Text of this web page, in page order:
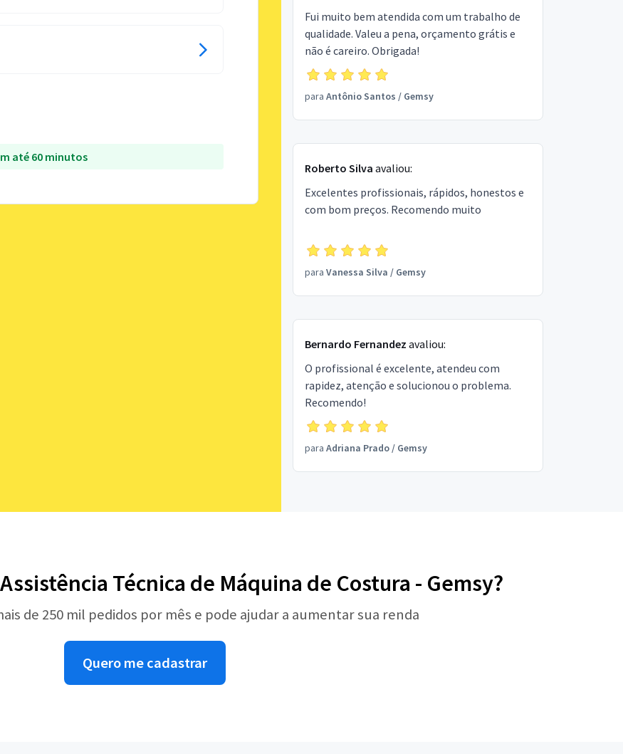
até 60 minutos
Fui muito bem atendida com um trabalho de
qualidade. Valeu a pena, orçamento grátis e
não é careiro. Obrigada!
para Antônio Santos / Gemsy
Roberto Silva avaliou:
Excelentes profissionais, rápidos, honestos e
com bom preços. Recomendo muito
para Vanessa Silva / Gemsy
Bernardo Fernandez avaliou:
O profissional é excelente, atendeu com
rapidez, atenção e solucionou o problema.
Recomendo!
para Adriana Prado/ Gemsy
Técnica de Máquina de Costura - Gemsy?
de 250 mil pedidos por mês e pode ajudar a aumentar sua renda
Quero me cadastrar